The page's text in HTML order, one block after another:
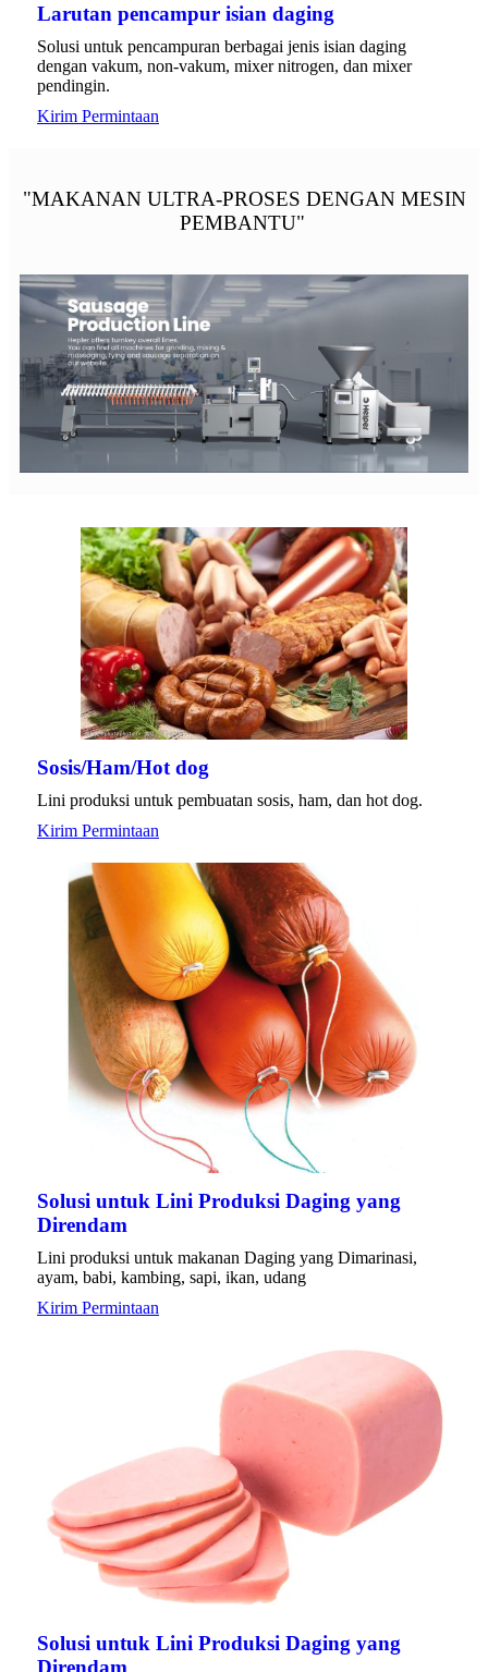
Larutan pencampur isian daging
Solusi untuk pencampuran berbagai jenis isian daging
dengan vakum, non-vakum, mixer nitrogen, dan mixer
pendingin.
Kirim Permintaan
"MAKANAN ULTRA-PROSES DENGAN MESIN
PEMBANTU"
Sosis/Ham/Hot dog
Lini produksi untuk pembuatan sosis, ham, dan hot dog.
Kirim Permintaan
Solusi untuk Lini Produksi Daging yang
Direndam
Lini produksi untuk makanan Daging yang Dimarinasi,
ayam, babi, kambing, sapi, ikan, udang
Kirim Permintaan
Solusi untuk Lini Produksi Daging yang
Direndam